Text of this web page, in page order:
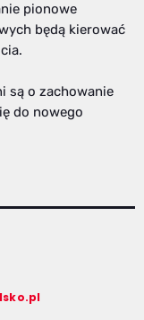
pionowe
będą kierować
są o zachowanie
do nowego